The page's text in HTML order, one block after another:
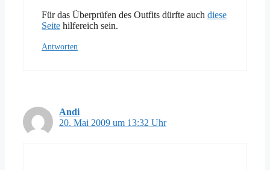
Für das Überprüfen des Outfits dürfte auch diese
Seite hilfereich sein.
Antworten
Andi
20. Mai 2009 um 13:32 Uhr